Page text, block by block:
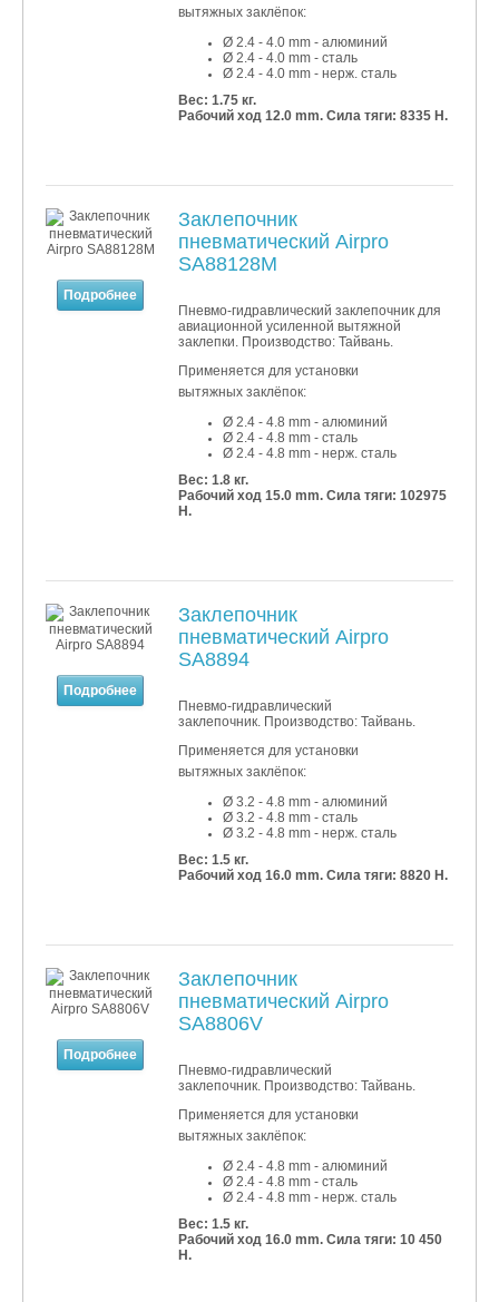
вытяжных заклёпок:
Ø 2.4 - 4.0 mm - алюминий
Ø 2.4 - 4.0mm - сталь
Ø 2.4 - 4.0mm - нерж. сталь
Вес: 1.75 кг.
Рабочий ход 12.0 mm. Сила тяги: 8335 Н.
Подробнее
Заклепочник
пневматический Airpro
SA88128M
Пневмо-гидравлический заклепочник для
авиационной усиленной вытяжной
заклепки. Производство: Тайвань.
Применяется для установки
вытяжных заклёпок:
Ø 2.4 - 4.8 mm - алюминий
Ø 2.4 - 4.8 mm - сталь
Ø 2.4 - 4.8 mm - нерж. сталь
Вес: 1.8 кг.
Рабочий ход 15.0 mm. Сила тяги: 102975
Н.
Подробнее
Заклепочник
пневматический Airpro
SA8894
Пневмо-гидравлический
заклепочник. Производство: Тайвань.
Применяется для установки
вытяжных заклёпок:
Ø 3.2 - 4.8 mm - алюминий
Ø 3.2 - 4.8 mm - сталь
Ø 3.2 - 4.8 mm - нерж. сталь
Вес: 1.5 кг.
Рабочий ход 16.0 mm. Сила тяги: 8820 Н.
Подробнее
Заклепочник
пневматический Airpro
SA8806V
Пневмо-гидравлический
заклепочник. Производство: Тайвань.
Применяется для установки
вытяжных заклёпок:
Ø 2.4 - 4.8 mm - алюминий
Ø 2.4 - 4.8 mm - сталь
Ø 2.4 - 4.8 mm - нерж. сталь
Вес: 1.5 кг.
Рабочий ход 16.0 mm. Сила тяги: 10 450
Н.